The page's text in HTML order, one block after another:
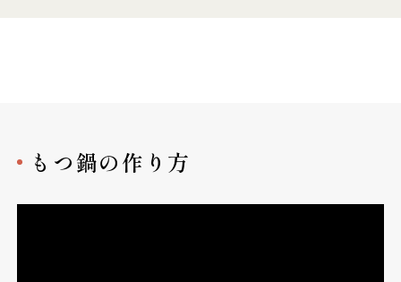
もつ鍋の作り方